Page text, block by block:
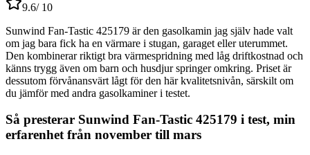
9.6/ 10
Sunwind Fan-Tastic 425179 är den gasolkamin jag själv hade valt
om jag bara fick ha en värmare i stugan, garaget eller uterummet.
Den kombinerar riktigt bra värmespridning med låg driftkostnad och
känns trygg även om barn och husdjur springer omkring. Priset är
dessutom förvånansvärt lågt för den här kvalitetsnivån, särskilt om
du jämför med andra gasolkaminer i testet.
Så presterar Sunwind Fan-Tastic 425179 i test, min
erfarenhet från november till mars